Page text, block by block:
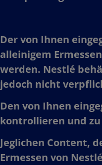
Der von Ihnen
alleinigem
werden. Nestlé
jedoch nicht
Den von Ihnen
kontrollieren und
Jeglichen Content,
Ermessen von